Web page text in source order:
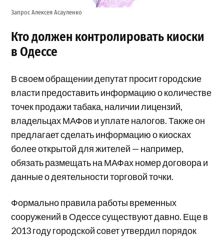
Запрос Алексея Асауленко
Кто должен контролировать киоски
в Одессе
В своем обращении депутат просит городские
власти предоставить информацию о количестве
точек продажи табака, наличии лицензий,
владельцах МАФов и уплате налогов. Также он
предлагает сделать информацию о киосках
более открытой для жителей — например,
обязать размещать на МАФах номер договора и
данные о деятельности торговой точки.
Формально правила работы временных
сооружений в Одессе существуют давно. Еще в
2013 году городской совет утвердил порядок